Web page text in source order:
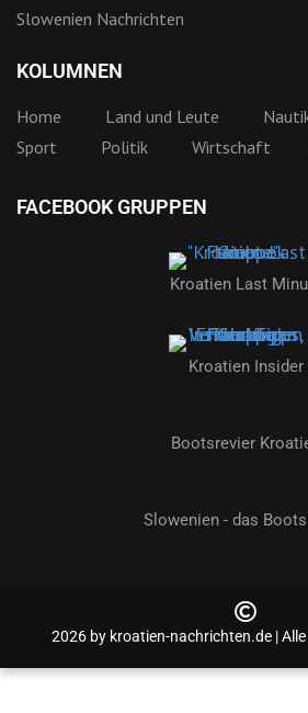
Slowenien Nachrichten
KOLUMNEN
Home Land und Leute
Sport
Politik Wirtschaft
FACEBOOK GRUPPEN
Kroatien Last
Kroatien Insider
Bootsrevier
Slowenien - das
2026 by kroatien-nachrichten.de |